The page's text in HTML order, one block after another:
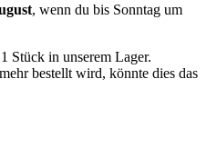
, wenn du bis Sonntag um
Stück in unserem Lager.
bestellt wird, könnte dies das